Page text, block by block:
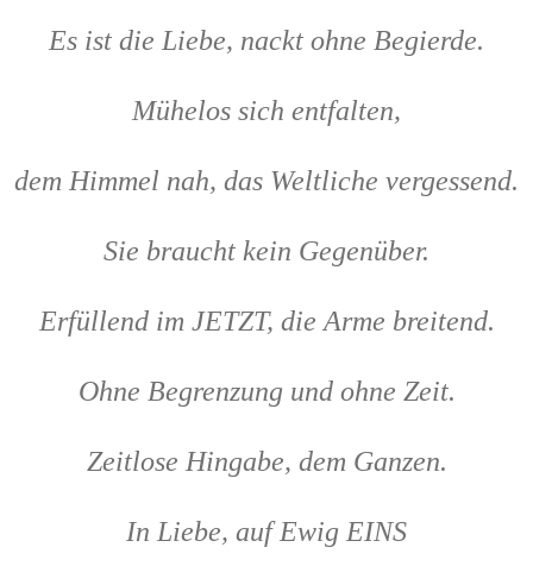
Es ist die Liebe, nackt ohne Begierde.
Mühelos sich entfalten,
dem Himmel nah, das Weltliche vergessend.
Sie braucht kein Gegenüber.
Erfüllend im JETZT, die Arme breitend.
Ohne Begrenzung und ohne Zeit.
Zeitlose Hingabe, dem Ganzen.
In Liebe, auf Ewig EINS